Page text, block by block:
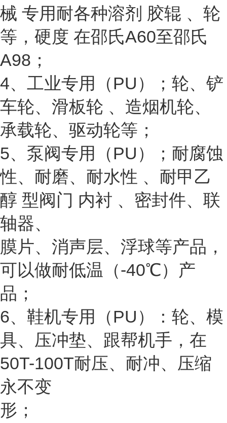
械 专用耐各种溶剂 胶辊 、轮
等，硬度 在邵氏A60至邵氏
A98；
4、工业专用（PU）；轮、铲
车轮、滑板轮 、造烟机轮、
承载轮、驱动轮等；
5、泵阀专用（PU）；耐腐蚀
性、耐磨、耐水性 、耐甲乙
醇 型阀门 内衬 、密封件、联
轴器、
膜片、消声层、浮球等产品，
可以做耐低温（-40℃）产
品；
6、鞋机专用（PU）：轮、模
具、压冲垫、跟帮机手，在
50T-100T耐压、耐冲、压缩
永不变
形；